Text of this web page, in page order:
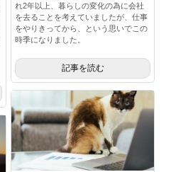
れ2年以上、暮らしの変化の為に会社
を去ることを考えていましたが、仕事
をやりきってから、という思いでこの
時季になりました。
記事を読む